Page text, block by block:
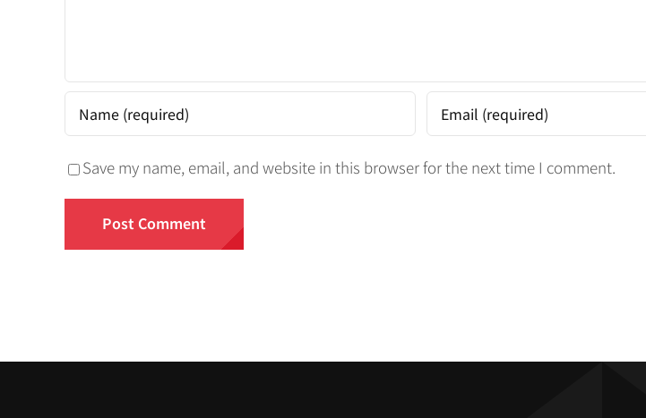
Save my name, email, and website in this browser for the next time I comment.